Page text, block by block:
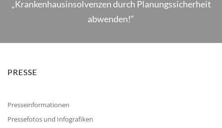
„Krankenhausinsolvenzen durch Planungssicherheit
abwenden!“
PRESSE
Presseinformationen
Pressefotos und Infografiken